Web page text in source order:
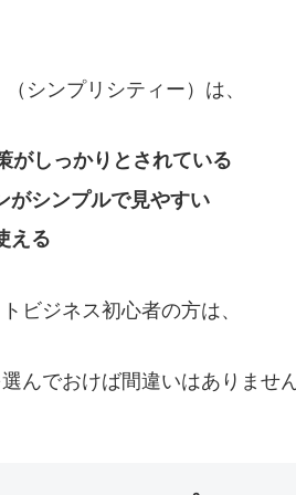
（シンプリシティー）は、
がしっかりとされている
がシンプルで見やすい
える
ビジネス初心者の方は、
んでおけば間違いはありませ